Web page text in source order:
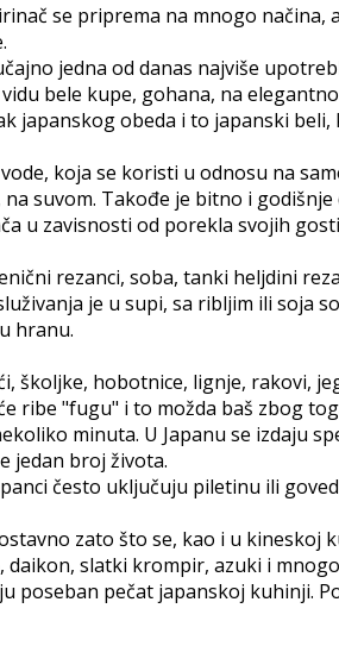
se priprema na mnogo
jedna od danas najviše
bele kupe, gohana, na
japanskog obeda i to japanski
koja se koristi u odnosu na
suvom. Takođe je bitno i
u zavisnosti od porekla svojih
rezanci, soba, tanki heljdini
je u supi, sa ribljim ili soja
hranu.
hobotnice, lignje, rakovi,
ribe "fugu" i to možda baš zbog
minuta. U Japanu se izdaju
jedan broj života.
često uključuju piletinu ili
zato što se, kao i u
slatki krompir, azuki i
pečat japanskoj kuhinji.